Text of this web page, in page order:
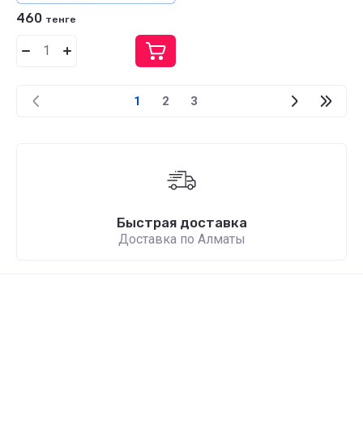
460 тенге
1 2 3
Быстрая доставка
Доставка по Алматы